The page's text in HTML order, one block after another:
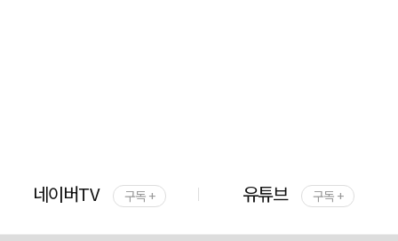
네이버TV 구독 + 유튜브 구독 +